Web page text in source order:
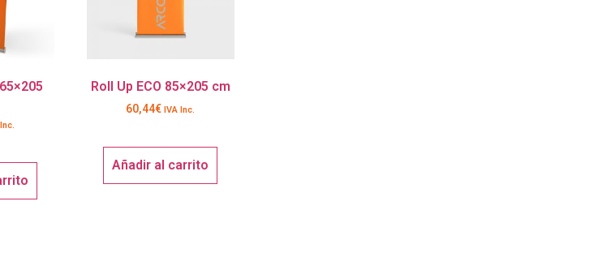
Roll Up ECO 85×205 cm
60,44€ IVA Inc.
Añadir al carrito